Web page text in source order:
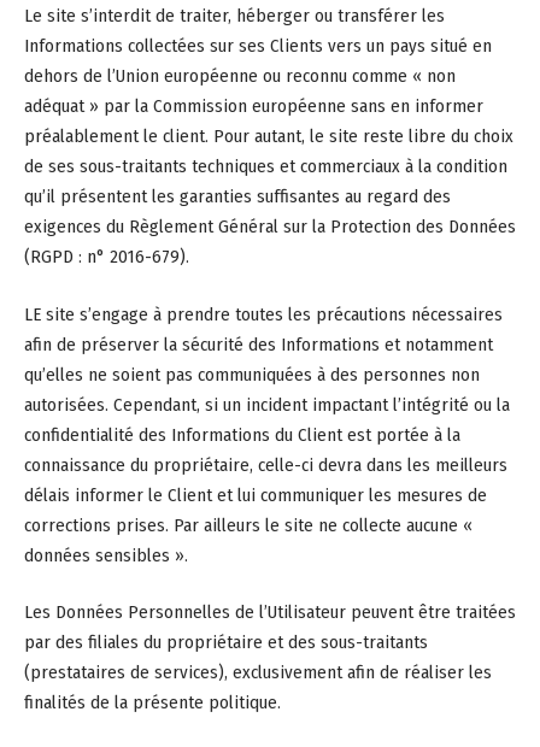
Le site s’interdit de traiter, héberger ou transférer les
Informations collectées sur ses Clients vers un pays situé en
dehors de l’Union européenne ou reconnu comme « non
adéquat » par la Commission européenne sans en informer
préalablement le client. Pour autant, le site reste libre du choix
de ses sous-traitants techniques et commerciaux à la condition
qu’il présentent les garanties suffisantes au regard des
exigences du Règlement Général sur la Protection des Données
(RGPD : n° 2016-679).
LE site s’engage à prendre toutes les précautions nécessaires
afin de préserver la sécurité des Informations et notamment
qu’elles ne soient pas communiquées à des personnes non
autorisées. Cependant, si un incident impactant l’intégrité ou la
confidentialité des Informations du Client est portée à la
connaissance du propriétaire, celle-ci devra dans les meilleurs
délais informer le Client et lui communiquer les mesures de
corrections prises. Par ailleurs le site ne collecte aucune «
données sensibles ».
Les Données Personnelles de l’Utilisateur peuvent être traitées
par des filiales du propriétaire et des sous-traitants
(prestataires de services), exclusivement afin de réaliser les
finalités de la présente politique.